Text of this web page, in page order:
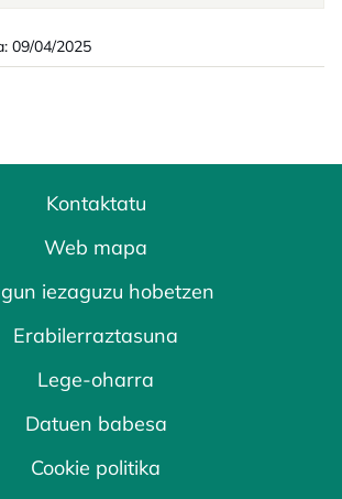
09/04/2025
Kontaktatu
Web mapa
iezaguzu hobetzen
Erabilerraztasuna
Lege-oharra
Datuen babesa
Cookie politika